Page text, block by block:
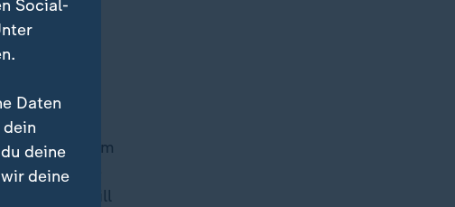
hatte im
geleitete
Strategie will
Social-
Daten
deine
deine